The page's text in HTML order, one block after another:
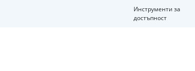
Инструменти за
достъпност